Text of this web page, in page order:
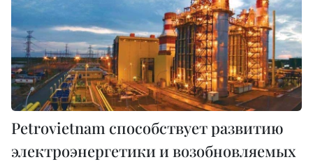
Petrovietnam способствует развитию
электроэнергетики и возобновляемых